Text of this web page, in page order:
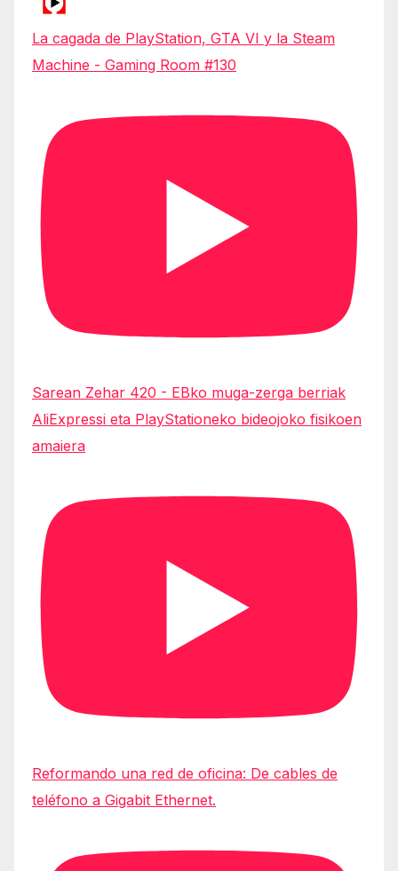
La cagada de PlayStation, GTA VI y la Steam
Machine - Gaming Room #130
Sarean Zehar 420 - EBko muga-zerga berriak
AliExpressi eta PlayStationeko bideojoko fisikoen
amaiera
Reformando una red de oficina: De cables de
teléfono a Gigabit Ethernet.